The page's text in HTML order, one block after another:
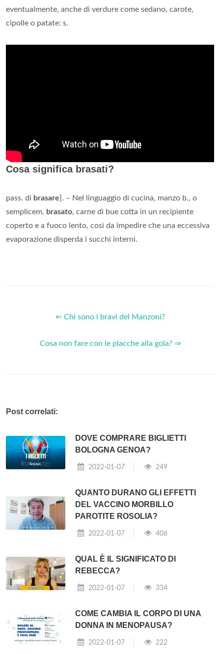
eventualmente, anche di verdure come sedano, carote,
cipolle o patate: s.
Cosa significa brasati?
pass. di brasare ]. – Nel linguaggio di cucina, manzo b., o
semplicem. brasato, carne di bue cotta in un recipiente
coperto e a fuoco lento, così da impedire che una eccessiva
evaporazione disperda i succhi interni.
⇐ Chi sono i bravi del Manzoni?
Cosa non fare con le placche alla gola? ⇒
Post correlati:
DOVE COMPRARE BIGLIETTI
BOLOGNA GENOA?
2022-01-07 249
QUANTO DURANO GLI EFFETTI
DEL VACCINO MORBILLO
PAROTITE ROSOLIA?
2022-01-07 406
QUAL È IL SIGNIFICATO DI
REBECCA?
2022-01-07 334
COME CAMBIA IL CORPO DI UNA
DONNA IN MENOPAUSA?
2022-01-07 222